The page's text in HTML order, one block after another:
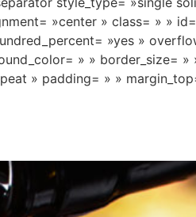
»center » class= » »
»yes »
» » border_size=
» padding= » »